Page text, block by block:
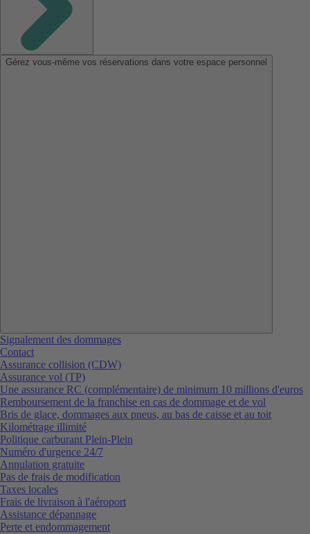
Gérez vous-même vos réservations dans votre espace personnel
Signalement des dommages
Contact
Assurance collision (CDW)
Assurance vol (TP)
Une assurance RC (complémentaire) de minimum 10 millions d'euros
Remboursement de la franchise en cas de dommage et de vol
Bris de glace, dommages aux pneus, au bas de caisse et au toit
Kilométrage illimité
Politique carburant Plein-Plein
Numéro d'urgence 24/7
Annulation gratuite
Pas de frais de modification
Taxes locales
Frais de livraison à l'aéroport
Assistance dépannage
Perte et endommagement